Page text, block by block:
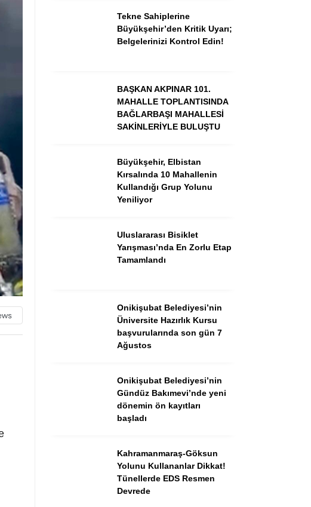
3. SAYFA
EĞİTİM
KÜLTÜR SANAT
YAZARLAR
WhatsApp İhbar Hattı
Facebook
Tekne Sahiplerine
Büyükşehir’den Kritik Uyarı;
Belgelerinizi Kontrol Edin!
BAŞKAN AKPINAR 101.
MAHALLE TOPLANTISINDA
BAĞLARBAŞI MAHALLESİ
SAKİNLERİYLE BULUŞTU
Büyükşehir, Elbistan
Kırsalında 10 Mahallenin
Kullandığı Grup Yolunu
Yeniliyor
Uluslararası Bisiklet
Yarışması’nda En Zorlu Etap
Tamamlandı
Onikişubat Belediyesi’nin
Üniversite Hazırlık Kursu
başvurularında son gün 7
Ağustos
Onikişubat Belediyesi’nin
Gündüz Bakımevi’nde yeni
dönemin ön kayıtları
başladı
Kahramanmaraş-Göksun
Yolunu Kullananlar Dikkat!
Tünellerde EDS Resmen
Devrede